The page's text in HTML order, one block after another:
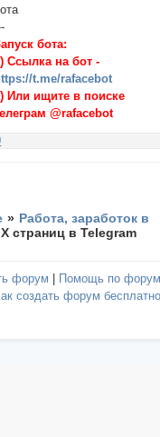
бота:
Ссылка на бот -
t.me/rafacebot
Или ищите в поиске
@rafacebot
» Работа, заработок в
страниц в Telegram
форум Помощь по